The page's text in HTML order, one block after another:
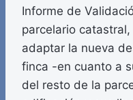
Informe de
parcelario
adaptar la nueva
finca -en cuanto a
del resto de la